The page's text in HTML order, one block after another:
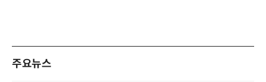
주요뉴스